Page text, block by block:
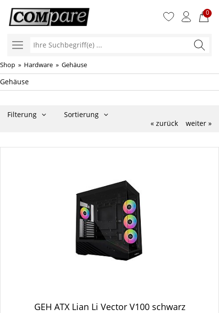
0
Ihre
Shop » Hardware » Gehäuse
Gehäuse
Filterung
Sortierung
« zurück
weiter »
GEH ATX Lian Li Vector V100 schwarz